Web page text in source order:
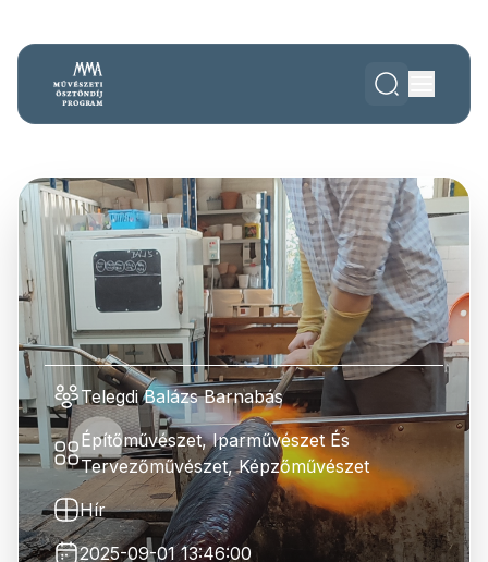
Telegdi Balázs Barnabás
Építőművészet, Iparművészet És
Tervezőművészet, Képzőművészet
Hír
2025-09-01 13:46:00